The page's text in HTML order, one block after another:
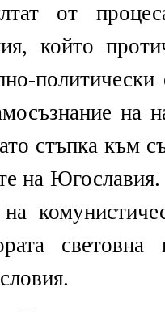
от
който
на
стъпка към
на Югославия.
на